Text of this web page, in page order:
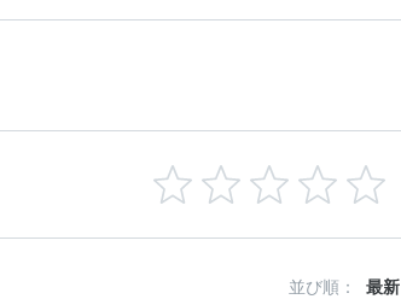
並び順： 最新